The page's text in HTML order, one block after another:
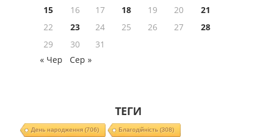
15
16 17 18 19 20
21
22
23 24 25 26 27
28
29
30
31
« Чер
Сер »
ТЕГИ
День народження(706) Благодійність (308)